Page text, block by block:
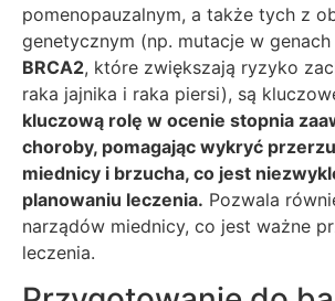
pomenopauzalnym, a także tych z
genetycznym (np. mutacje w genach
BRCA2, które zwiększają ryzyko
raka jajnika i raka piersi), są
kluczową rolę w ocenie stopnia
choroby, pomagając wykryć
miednicy i brzucha, co jest
planowaniu leczenia. Pozwala
narządów miednicy, co jest ważne
leczenia.